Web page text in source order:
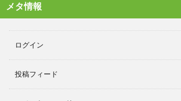
メタ情報
ログイン
投稿フィード